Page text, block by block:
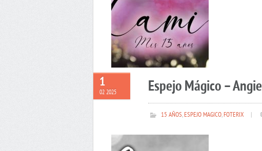
1
02 2025 Espejo Mágico – Angie
15 AÑOS,ESPEJO MAGICO,FOTERIX